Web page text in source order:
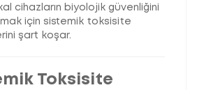
cihazların biyolojik güvenliğini
için sistemik toksisite
şart koşar.
Toksisite